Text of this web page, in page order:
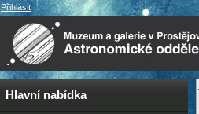
Hlavní nabídka
Přihlásit